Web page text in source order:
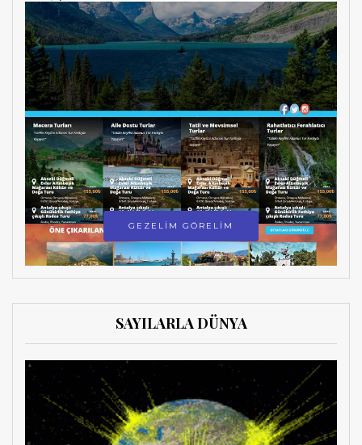
GEZELİM GÖRELİM
SAYILARLA DÜNYA